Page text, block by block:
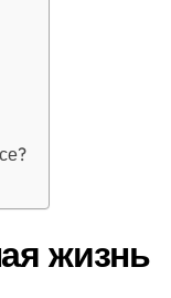
жизнь